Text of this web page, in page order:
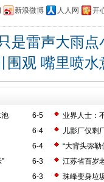
新浪微博 人人网 开
是雷声大雨点
围观 嘴里喷
6-5
业界人士：
6-4
儿影厂仅剩
6-4
“大背头弥
6-3
江苏省百岁
6-3
珠峰变身垃